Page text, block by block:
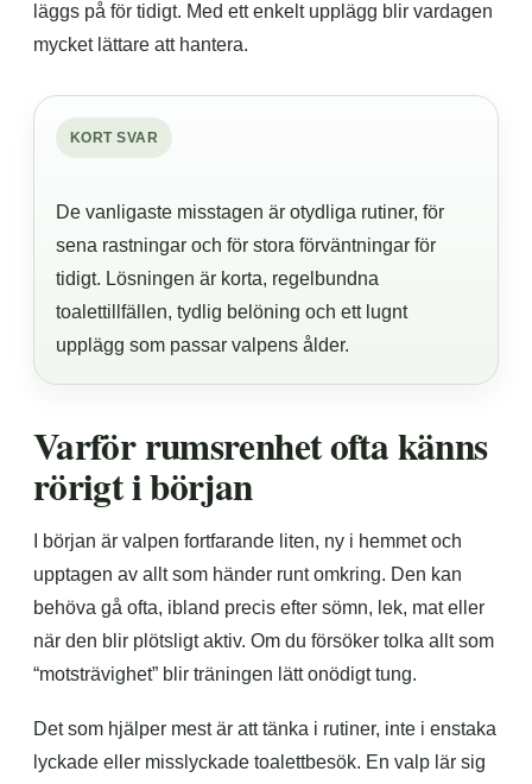
läggs på för tidigt. Med ett enkelt upplägg blir vardagen
mycket lättare att hantera.
KORT SVAR
De vanligaste misstagen är otydliga rutiner, för
sena rastningar och för stora förväntningar för
tidigt. Lösningen är korta, regelbundna
toalettillfällen, tydlig belöning och ett lugnt
upplägg som passar valpens ålder.
Varför rumsrenhet ofta känns
rörigt i början
I början är valpen fortfarande liten, ny i hemmet och
upptagen av allt som händer runt omkring. Den kan
behöva gå ofta, ibland precis efter sömn, lek, mat eller
när den blir plötsligt aktiv. Om du försöker tolka allt som
“motsträvighet” blir träningen lätt onödigt tung.
Det som hjälper mest är att tänka i rutiner, inte i enstaka
lyckade eller misslyckade toalettbesök. En valp lär sig